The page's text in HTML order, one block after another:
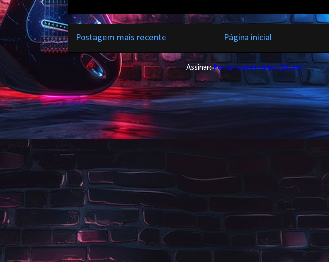
Postagem mais recente Página inicial
Assinar:Postar comentários (Atom)